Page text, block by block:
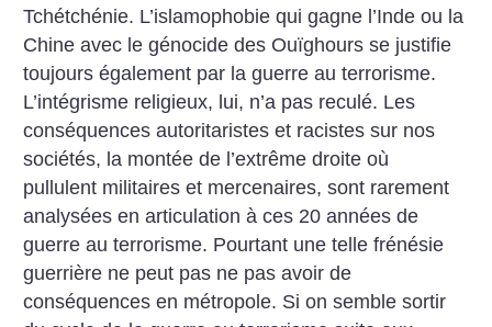
Tchétchénie. L’islamophobie qui gagne l’Inde ou la
Chine avec le génocide des Ouïghours se justifie
toujours également par la guerre au terrorisme.
L’intégrisme religieux, lui, n’a pas reculé. Les
conséquences autoritaristes et racistes sur nos
sociétés, la montée de l’extrême droite où
pullulent militaires et mercenaires, sont rarement
analysées en articulation à ces 20 années de
guerre au terrorisme. Pourtant une telle frénésie
guerrière ne peut pas ne pas avoir de
conséquences en métropole. Si on semble sortir